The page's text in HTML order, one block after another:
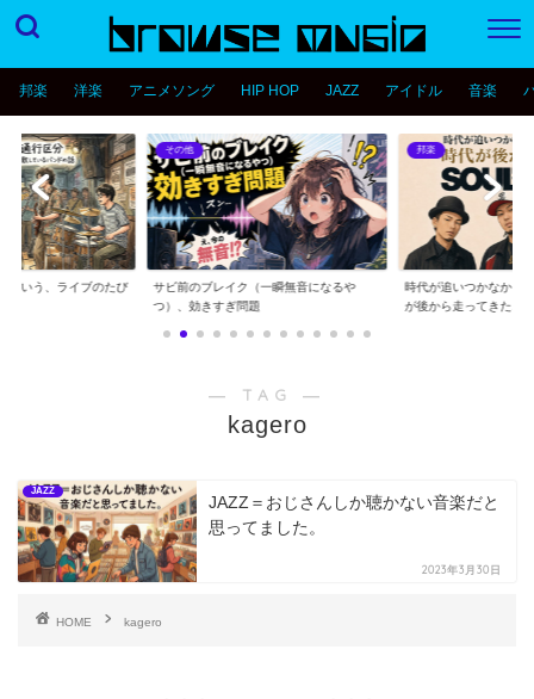
邦楽 洋楽 アニメソング HIP HOP JAZZ アイドル 音楽
という、ライブのたび
その他
サビ前のブレイク（一瞬無音になるや
つ）、効きすぎ問題
邦楽
時代が追いつかなかっ
が後から走ってきた...
― TAG ―
kagero
JAZZ
JAZZ＝おじさんしか聴かない音楽だと
思ってました。
2023年3月30日
HOME kagero